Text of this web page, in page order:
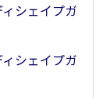
シェイプガ
シェイプガ